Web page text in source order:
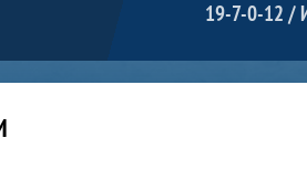
19-7-0-12 /